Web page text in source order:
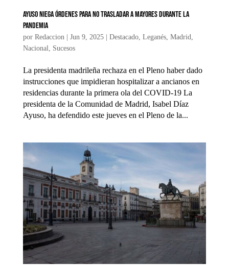
Ayuso niega órdenes para no trasladar a mayores durante la
pandemia
por Redaccion | Jun 9, 2025| Destacado, Leganés, Madrid
Nacional
Sucesos
La presidenta madrileña rechaza en el Pleno haber dado
instrucciones que impidieran hospitalizar a ancianos en
residencias durante la primera ola del COVID-19 La
presidenta de la Comunidad de Madrid, Isabel Díaz
Ayuso, ha defendido este jueves en el Pleno de la...